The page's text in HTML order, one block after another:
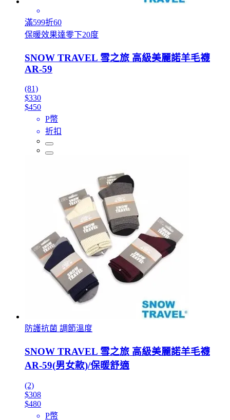
滿599折60
保暖效果達零下20度
SNOW TRAVEL 雪之旅 高級美麗諾羊毛襪
AR-59
(81)
$330
$450
P幣
折扣
防護抗菌 調節溫度
SNOW TRAVEL 雪之旅 高級美麗諾羊毛襪
AR-59(男女款)/保暖舒適
(2)
$308
$480
P幣